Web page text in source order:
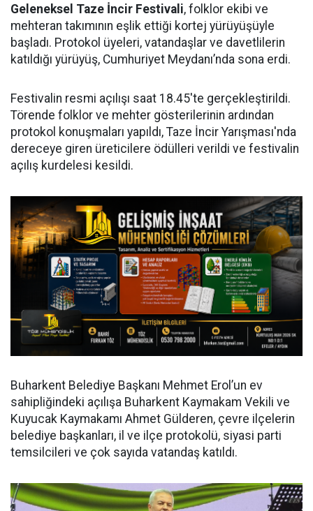
Geleneksel Taze İncir Festivali, folklor ekibi ve
mehteran takımının eşlik ettiği kortej yürüyüşüyle
başladı. Protokol üyeleri, vatandaşlar ve davetlilerin
katıldığı yürüyüş, Cumhuriyet Meydanı’nda sona erdi.
Festivalin resmi açılışı saat 18.45'te gerçekleştirildi.
Törende folklor ve mehter gösterilerinin ardından
protokol konuşmaları yapıldı, Taze İncir Yarışması'nda
dereceye giren üreticilere ödülleri verildi ve festivalin
açılış kurdelesi kesildi.
Buharkent Belediye Başkanı Mehmet Erol’un ev
sahipliğindeki açılışa Buharkent Kaymakam Vekili ve
Kuyucak Kaymakamı Ahmet Gülderen, çevre ilçelerin
belediye başkanları, il ve ilçe protokolü, siyasi parti
temsilcileri ve çok sayıda vatandaş katıldı.